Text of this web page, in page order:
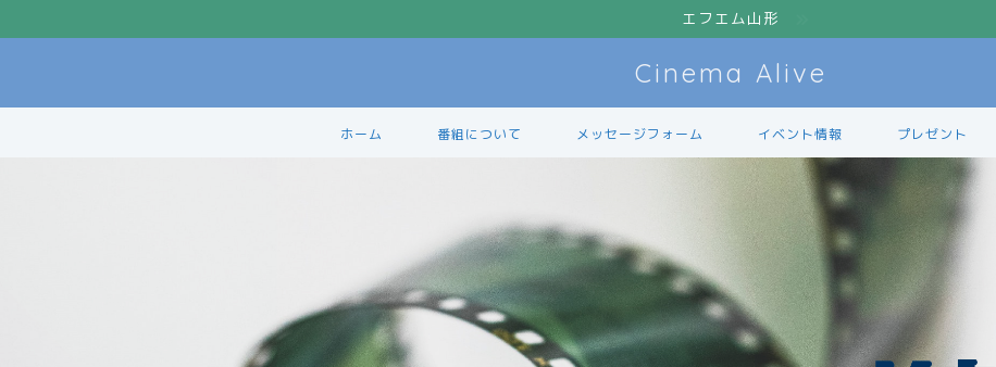
エフエム山形
Cinema Alive
ホーム 番組について メッセージフォーム イベント情報 プレゼント